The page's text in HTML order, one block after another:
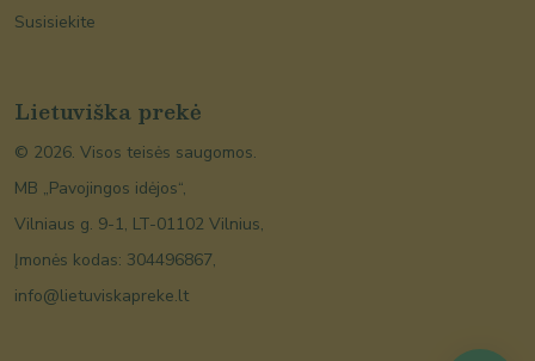
Lietuviška prekė
© 2026. Visos teisės saugomos.
MB „Pavojingos idėjos“,
Vilniaus g. 9-1, LT-01102 Vilnius,
Įmonės kodas: 304496867,
info@lietuviskapreke.lt
Susisiekite